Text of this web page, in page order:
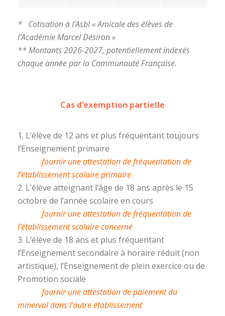
* Cotisation à l’Asbl« Amicale des élèves de
l’Académie Marcel Désiron »
** Montants 2026-2027, potentiellement indexés
chaque année par la Communauté Française.
Cas d’exemption partielle
1. L’élève de 12 ans et plus fréquentant toujours
l’Enseignement primaire
fournir une attestation de fréquentation de
l’établissement scolaire primaire
2. L’élève atteignant l’âge de 18 ans après le 15
octobre de l’année scolaire en cours
fournir une attestation de fréquentation de
l’établissement scolaire concerné
3. L’élève de 18 ans et plus fréquentant
l’Enseignement secondaire à horaire réduit (non
artistique), l’Enseignement de plein exercice ou de
Promotion sociale
fournir une attestation de paiement du
minerval dans l’autre établissement